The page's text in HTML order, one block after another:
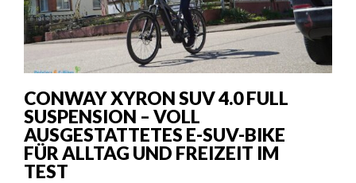
CONWAY XYRON SUV 4.0 FULL
SUSPENSION – VOLL
AUSGESTATTETES E-SUV-BIKE
FÜR ALLTAG UND FREIZEIT IM
TEST